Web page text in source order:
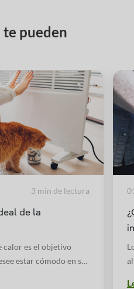
pueden
de la
calor es el objetivo
estar cómodo en su
3 min de lectura